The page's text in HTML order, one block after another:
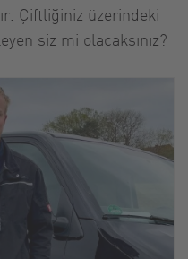
Çiftliğiniz üzerindeki
siz mi olacaksınız?